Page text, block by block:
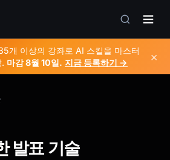
개 이상의 강좌로 AI 스킬을 마스터
마감8월 10일. 지금 등록하기 → ×
발표 기술